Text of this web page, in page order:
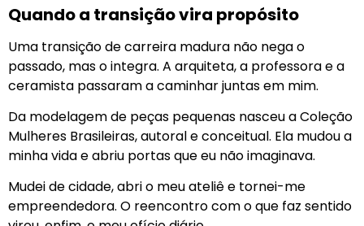
Quando a transição vira propósito
Uma transição de carreira madura não nega o
passado, mas o integra. A arquiteta, a professora e a
ceramista passaram a caminhar juntas em mim.
Da modelagem de peças pequenas nasceu a Coleção
Mulheres Brasileiras, autoral e conceitual. Ela mudou a
minha vida e abriu portas que eu não imaginava.
Mudei de cidade, abri o meu ateliê e tornei-me
empreendedora. O reencontro com o que faz sentido